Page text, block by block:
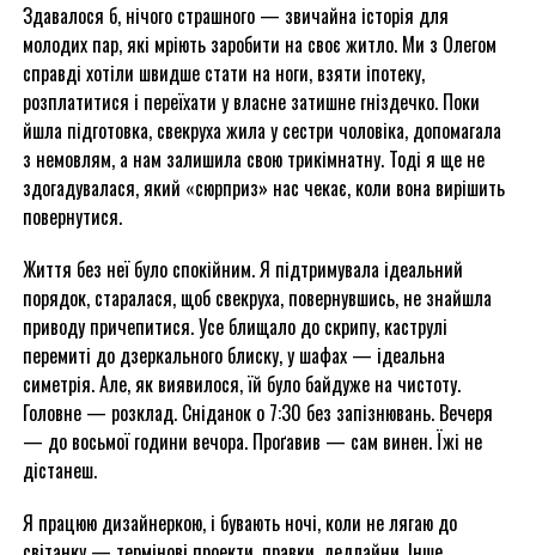
Здавалося б, нічого страшного — звичайна історія для
молодих пар, які мріють заробити на своє житло. Ми з Олегом
справді хотіли швидше стати на ноги, взяти іпотеку,
розплатитися і переїхати у власне затишне гніздечко. Поки
йшла підготовка, свекруха жила у сестри чоловіка, допомагала
з немовлям, а нам залишила свою трикімнатну. Тоді я ще не
здогадувалася, який «сюрприз» нас чекає, коли вона вирішить
повернутися.
Життя без неї було спокійним. Я підтримувала ідеальний
порядок, старалася, щоб свекруха, повернувшись, не знайшла
приводу причепитися. Усе блищало до скрипу, каструлі
перемиті до дзеркального блиску, у шафах — ідеальна
симетрія. Але, як виявилося, їй було байдуже на чистоту.
Головне — розклад. Сніданок о 7:30 без запізнювань. Вечеря
— до восьмої години вечора. Проґавив — сам винен. Їжі не
дістанеш.
Я працюю дизайнеркою, і бувають ночі, коли не лягаю до